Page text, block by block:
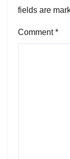
fields are
Comment*